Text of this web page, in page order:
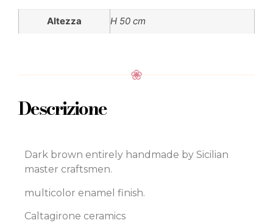
Altezza H 50 cm
Descrizione
Dark brown entirely handmade by Sicilian
master craftsmen.
multicolor enamel finish.
Caltagirone ceramics